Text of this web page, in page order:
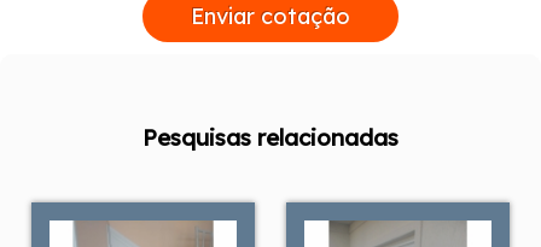
Enviar cotação
Pesquisas relacionadas